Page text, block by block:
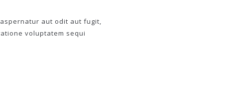
aut odit aut fugit,
voluptatem sequi